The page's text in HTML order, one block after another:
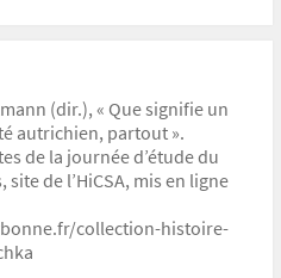
collection-histoire-
(dir.), « Que signifie un
autrichien, partout ».
de la journée d’étude du
site de l’HiCSA, mis en ligne
collection-histoire-